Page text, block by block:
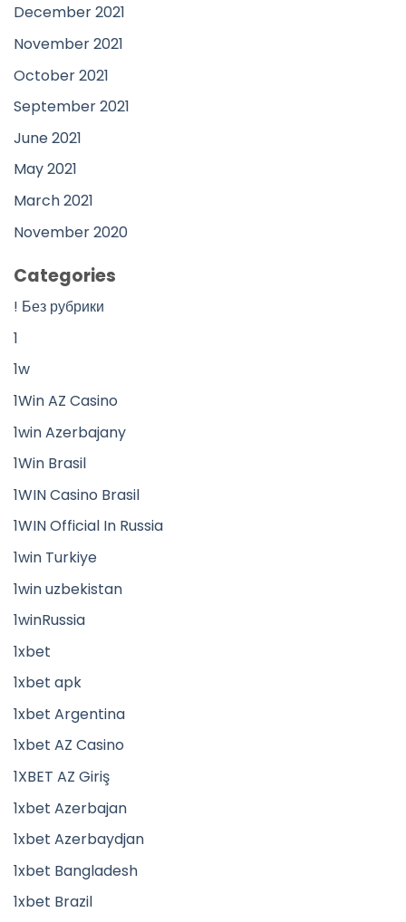
December 2021
November 2021
October 2021
September 2021
June 2021
May 2021
March 2021
November 2020
Categories
! Без рубрики
1
1w
1Win AZ Casino
1win Azerbajany
1Win Brasil
1WIN Casino Brasil
1WIN Official In Russia
1win Turkiye
1win uzbekistan
1winRussia
1xbet
1xbet apk
1xbet Argentina
1xbet AZ Casino
1XBET AZ Giriş
1xbet Azerbajan
1xbet Azerbaydjan
1xbet Bangladesh
1xbet Brazil